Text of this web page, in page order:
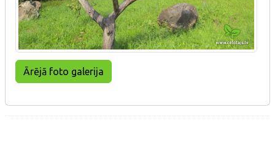
Ārējā foto galerija